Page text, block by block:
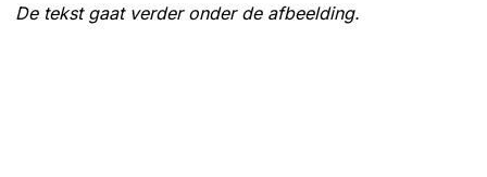
De tekst gaat verder onder de afbeelding.